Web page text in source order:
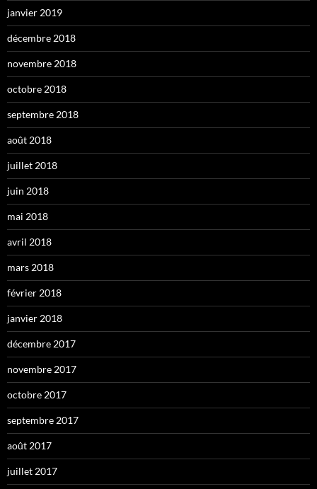
janvier 2019
décembre 2018
novembre 2018
octobre 2018
septembre 2018
août 2018
juillet 2018
juin 2018
mai 2018
avril 2018
mars 2018
février 2018
janvier 2018
décembre 2017
novembre 2017
octobre 2017
septembre 2017
août 2017
juillet 2017